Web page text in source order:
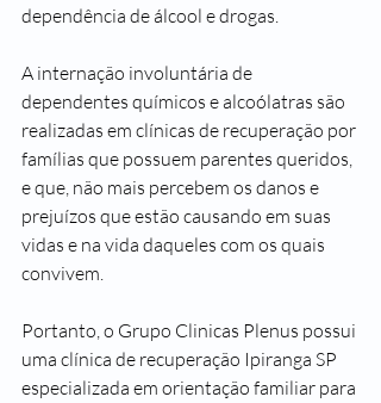
dependência de álcool e drogas.
A internação involuntária de
dependentes químicos e alcoólatras são
realizadas em clínicas de recuperação por
famílias que possuem parentes queridos,
e que, não mais percebem os danos e
prejuízos que estão causando em suas
vidas e na vida daqueles com os quais
convivem.
Portanto, o Grupo Clinicas Plenus possui
uma clínica de recuperação Ipiranga SP
especializada em orientação familiar para